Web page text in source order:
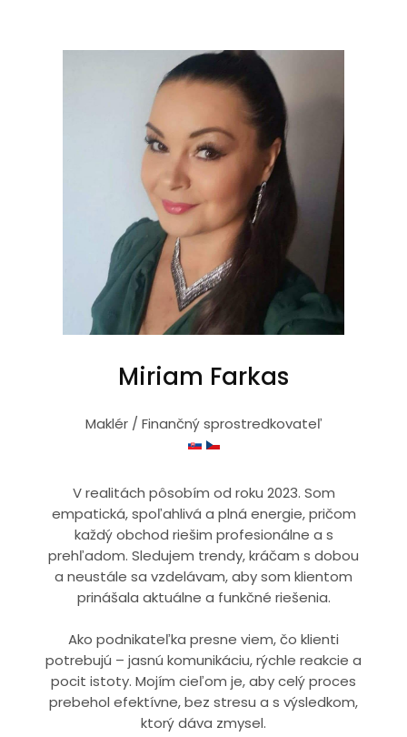
Miriam Farkas
Maklér / Finančný sprostredkovateľ
V realitách pôsobím od roku 2023. Som
empatická, spoľahlivá a plná energie, pričom
každý obchod riešim profesionálne a s
prehľadom. Sledujem trendy, kráčam s dobou
a neustále sa vzdelávam, aby som klientom
prinášala aktuálne a funkčné riešenia.
Ako podnikateľka presne viem, čo klienti
potrebujú – jasnú komunikáciu, rýchle reakcie a
pocit istoty. Mojím cieľom je, aby celý proces
prebehol efektívne, bez stresu a s výsledkom,
ktorý dáva zmysel.